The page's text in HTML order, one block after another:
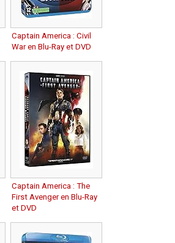
Captain America : Civil
War en Blu-Ray et DVD
Captain America : The
First Avenger en Blu-Ray
et DVD